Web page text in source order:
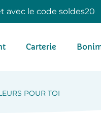
avec le code soldes20
Carterie
POUR TOI